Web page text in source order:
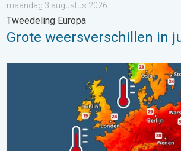
maandag 3 augustus 2026
Tweedeling Europa
Grote weersverschillen in
Europese zeeën zijn ongewoon warm.